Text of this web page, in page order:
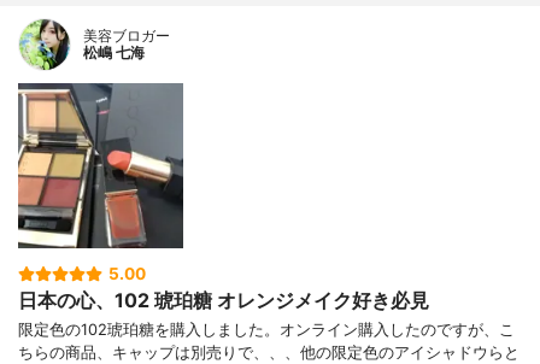
美容ブロガー
松嶋 七海
5.00
日本の心、102 琥珀糖 オレンジメイク好き必見
限定色の102琥珀糖を購入しました。オンライン購入したのですが、こ
ちらの商品、キャップは別売りで、、、他の限定色のアイシャドウらと